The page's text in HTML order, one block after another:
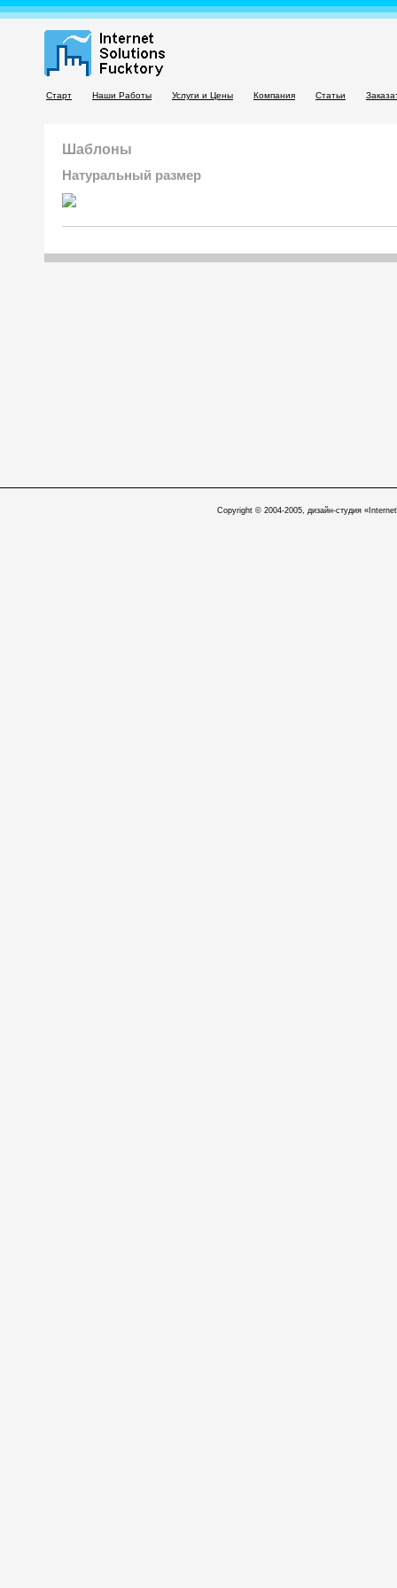
Старт Наши Работы Услуги и Цены Компания Статьи
Шаблоны
Натуральный размер
Copyright © 2004-2005, дизайн-студия